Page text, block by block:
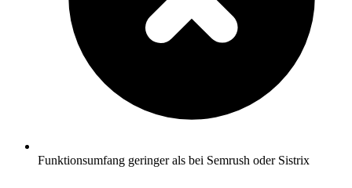
Funktionsumfang geringer als bei Semrush oder Sistrix